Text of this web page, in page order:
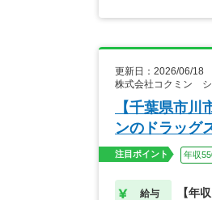
更新日：2026/06/18
株式会社コクミン シ
【千葉県市
ンのドラッグ
注目ポイント 年収
給与 【年